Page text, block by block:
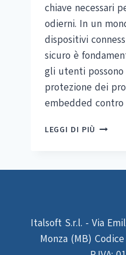
chiave necessari
odierni. In un
dispositivi
sicuro è
gli utenti
protezione dei
embedded
LEGGI DI PIÙ SEGGER
Italsoft S.r.l. - Via
Monza (MB)